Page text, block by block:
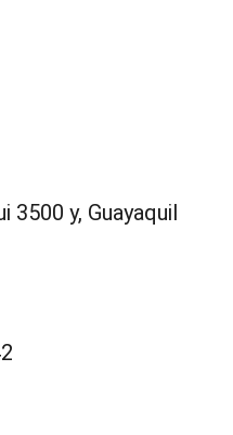
3500 y, Guayaquil